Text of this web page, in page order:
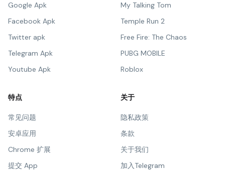
Google Apk
Facebook Apk
Twitter apk
Telegram Apk
Youtube Apk
My Talking Tom
Temple Run 2
Free Fire: The Chaos
PUBG MOBILE
Roblox
特点
常见问题
安卓应用
Chrome 扩展
提交 App
关于
隐私政策
条款
关于我们
加入Telegram